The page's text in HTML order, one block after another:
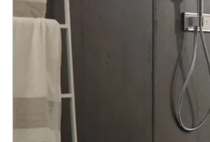
Виробник:
HANSGROHE
Колекція:
RAINSELECT
Під замовлення
179 886.
грн/шт